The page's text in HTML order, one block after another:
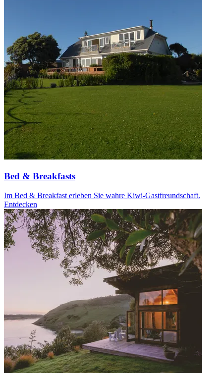
Bed & Breakfasts
Im Bed & Breakfast erleben Sie wahre Kiwi-Gastfreundschaft.
Entdecken